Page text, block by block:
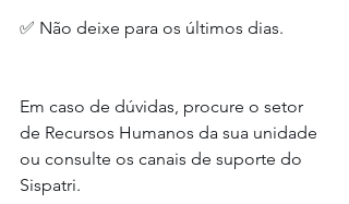
✅ Não deixe para os últimos dias.
Em caso de dúvidas, procure o setor
de Recursos Humanos da sua unidade
ou consulte os canais de suporte do
Sispatri.